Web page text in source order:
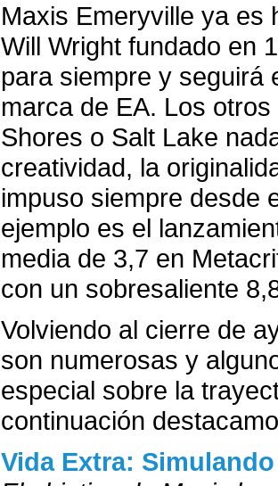
Maxis Emeryville ya es
Will Wright fundado en
para siempre y seguirá
marca de EA. Los
Shores o Salt Lake
creatividad, la
impuso siempre desde
ejemplo es el
media de 3,7 en
con un sobresaliente
Volviendo al cierre de
son numerosas y
especial sobre la
continuación
Vida Extra: